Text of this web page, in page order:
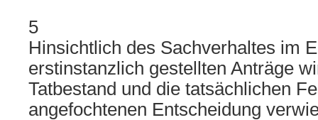
5
Hinsichtlich des Sachverhaltes im
erstinstanzlich gestellten Anträge
Tatbestand und die tatsächlichen
angefochtenen Entscheidung